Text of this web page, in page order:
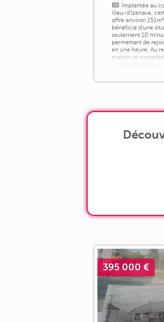
Implantée au
Vieu-d'Izenave,
offre environ
bénéficie d'une
seulement 10
permettant de
en une heure. Au
maison se
395 000 €